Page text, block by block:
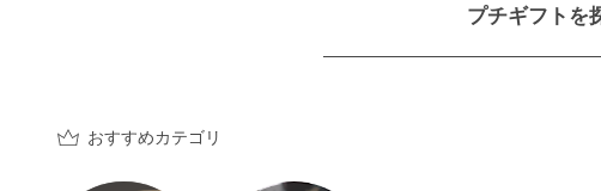
プチギフトを
おすすめカテゴリ